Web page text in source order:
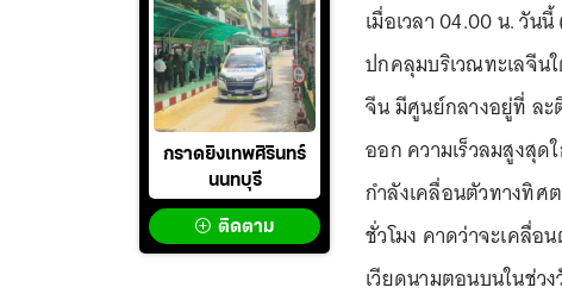
กราดยิงเทพศิรินทร์
นนทบุรี
ติดตาม
เมื่อเวลา 04.00 น. วัน
ปกคลุมบริเวณทะเลจีน
จีน มีศูนย์กลางอยู่ที่ ละ
ออก ความเร็วลมสูงสุด
กำลังเคลื่อนตัวทางทิศ
ชั่วโมง คาดว่าจะเคลื่อ
เวียดนามตอนบนในช่ว